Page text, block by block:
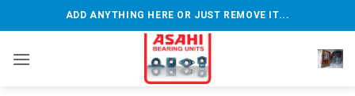
qua
dung
ADD ANYTHING HERE OR JUST REMOVE IT...